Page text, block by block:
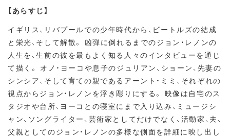
【あらすじ】
イギリス、リバプールでの少年時代から、ビートルズの結成
と栄光、そして解散。 凶弾に倒れるまでのジョン・レノンの
人生を、生前の彼を最もよく知る人々のインタビューを通じ
て描く。 オノ・ヨーコや息子のジュリアン、ショーン、先妻の
シンシア、そして育ての親であるアーント・ミミ、それぞれの
視点からジョン・レノンを浮き彫りにする。 映像は自宅のス
タジオや台所、ヨーコとの寝室にまで入り込み、ミュージシ
ャン、ソングライター、芸術家としてだけでなく、活動家、夫、
父親としてのジョン・レノンの多様な側面を詳細に映し出し